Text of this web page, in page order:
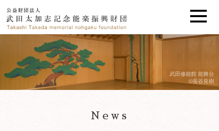
武田修能館 能舞台
©長谷良樹
News